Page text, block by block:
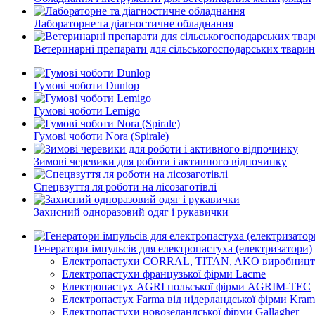
Лабораторне та діагностичне обладнання
Ветеринарні препарати для сільськогосподарських тварин
Гумові чоботи Dunlop
Гумові чоботи Lemigo
Гумові чоботи Nora (Spirale)
Зимові черевики для роботи і активного відпочинку
Спецвзуття ля роботи на лісозаготівлі
Захисний одноразовий одяг і рукавички
Генератори імпульсів для електропастуха (електризатори)
Електропастухи CORRAL, TITAN, AKO
Електропастухи французької фірми Lacme
Електропастух AGRI польської фірми AGRIM-TEC
Електропастух Farma від нідерландської фірми
Електропастухи новозеландської фірми Gallagher